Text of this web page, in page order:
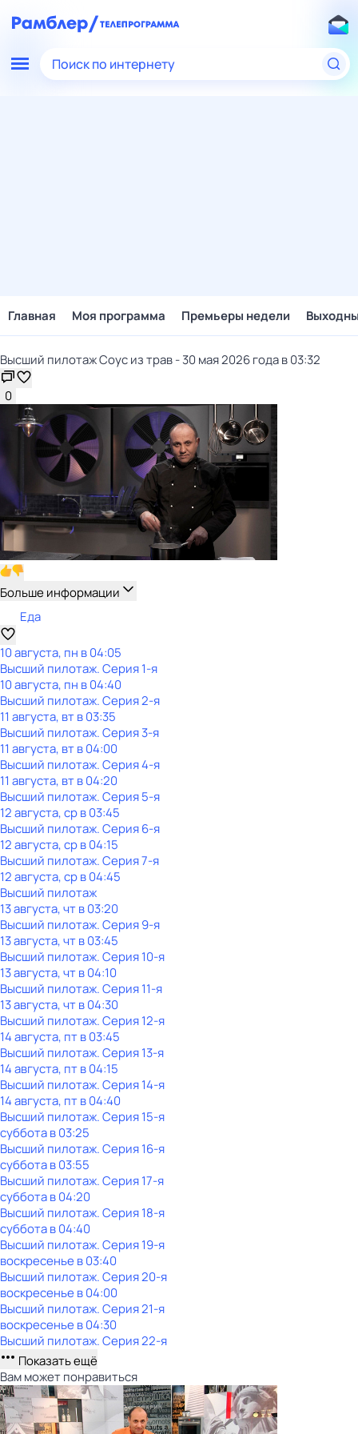
Поиск по интернету
Главная Моя программа Премьеры недели
Высший пилотаж Соус из трав - 30 мая 2026 года в 03:32
0
Больше информации
Еда
10 августа, пн в 04:05
Высший пилотаж. Серия 1-я
10 августа, пн в 04:40
Высший пилотаж. Серия 2-я
11 августа, вт в 03:35
Высший пилотаж. Серия 3-я
11 августа, вт в 04:00
Высший пилотаж. Серия 4-я
11 августа, вт в 04:20
Высший пилотаж. Серия 5-я
12 августа, ср в 03:45
Высший пилотаж. Серия 6-я
12 августа, ср в 04:15
Высший пилотаж. Серия 7-я
12 августа, ср в 04:45
Высший пилотаж
13 августа, чт в 03:20
Высший пилотаж. Серия 9-я
13 августа, чт в 03:45
Высший пилотаж. Серия 10-я
13 августа, чт в 04:10
Высший пилотаж. Серия 11-я
13 августа, чт в 04:30
Высший пилотаж. Серия 12-я
14 августа, пт в 03:45
Высший пилотаж. Серия 13-я
14 августа, пт в 04:15
Высший пилотаж. Серия 14-я
14 августа, пт в 04:40
Высший пилотаж. Серия 15-я
субботав03:25
Высший пилотаж. Серия 16-я
субботав03:55
Высший пилотаж. Серия 17-я
субботав04:20
Высший пилотаж. Серия 18-я
субботав04:40
Высший пилотаж. Серия 19-я
воскресенье в03:40
Высший пилотаж. Серия 20-я
воскресенье в04:00
Высший пилотаж. Серия 21-я
воскресенье в04:30
Высший пилотаж. Серия 22-я
Показать ещё
Вам может понравиться